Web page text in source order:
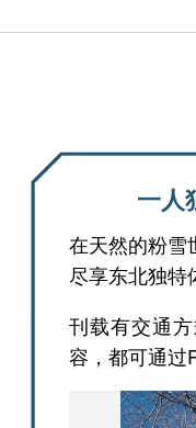
一人
在天然的粉雪
尽享东北独特
刊载有交通
容，都可通过